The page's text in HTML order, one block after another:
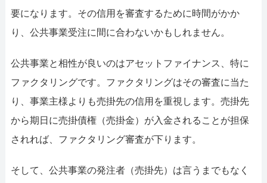
要になります。その信用を審査するために時間がかか
り、公共事業受注に間に合わないかもしれません。
公共事業と相性が良いのはアセットファイナンス、特に
ファクタリングです。ファクタリングはその審査に当た
り、事業主様よりも売掛先の信用を重視します。売掛先
から期日に売掛債権（売掛金）が入金されることが担保
されれば、ファクタリング審査が下ります。
そして、公共事業の発注者（売掛先）は言うまでもなく